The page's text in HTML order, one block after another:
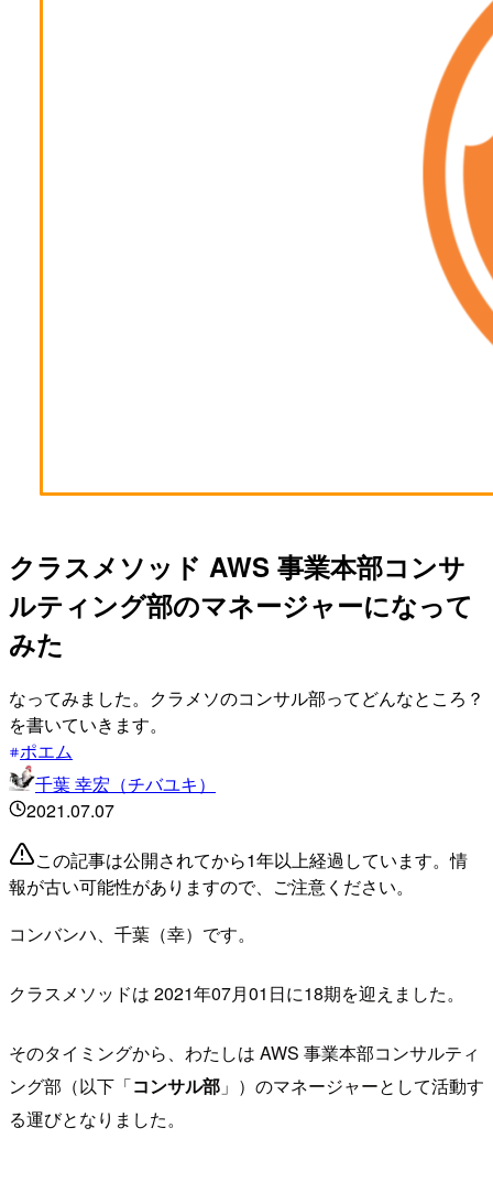
クラスメソッド AWS 事業本部コンサ
ルティング部のマネージャーになって
みた
なってみました。クラメソのコンサル部ってどんなところ？
を書いていきます。
ポエム
千葉 幸宏（チバユキ）
2021.07.07
この記事は公開されてから1年以上経過しています。情
報が古い可能性がありますので、ご注意ください。
コンバンハ、千葉（幸）です。
クラスメソッドは 2021年07月01日に18期を迎えました。
そのタイミングから、わたしは AWS 事業本部コンサルティ
ング部（以下「コンサル部 」）のマネージャーとして活動す
る運びとなりました。